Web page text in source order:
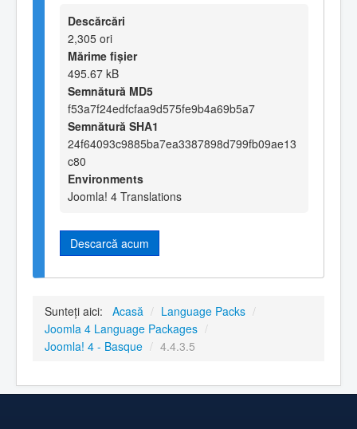
Descărcări
2,305 ori
Mărime fișier
495.67 kB
Semnătură MD5
f53a7f24edfcfaa9d575fe9b4a69b5a7
Semnătură SHA1
24f64093c9885ba7ea3387898d799fb09ae13
c80
Environments
Joomla! 4 Translations
Descarcă acum
Sunteți aici: Acasă / Language Packs /
Joomla 4 Language Packages /
Joomla! 4 - Basque / 4.4.3.5